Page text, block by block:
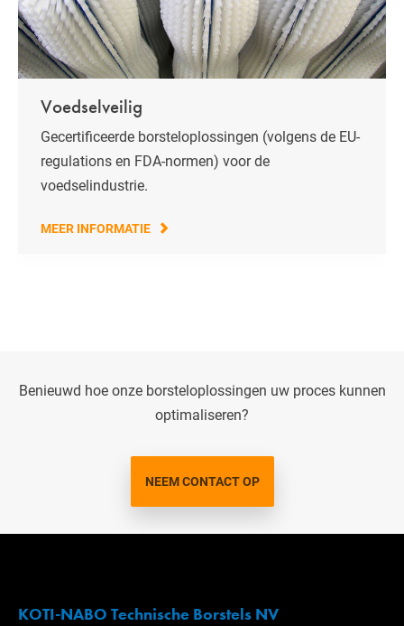
Voedselveilig
Gecertificeerde borsteloplossingen (volgens de EU-
regulations en FDA-normen) voor de
voedselindustrie.
MEER INFORMATIE
Benieuwd hoe onze borsteloplossingen uw proces kunnen
optimaliseren?
NEEM CONTACT OP
KOTI-NABO Technische Borstels NV